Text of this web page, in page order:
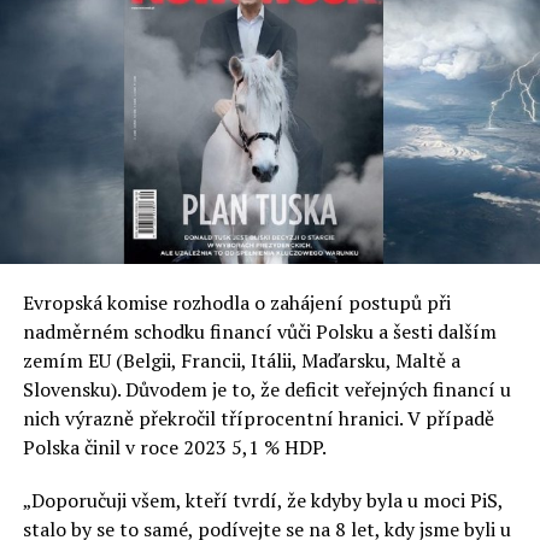
RELATED TOPICS:
Zvýšený limit od léta
Změny v polské hornictví
Jaromír Piskoř
redaktor a editor polskodnes.cz
Evropská komise rozhodla o zahájení postupů při
nadměrném schodku financí vůči Polsku a šesti dalším
zemím EU (Belgii, Francii, Itálii, Maďarsku, Maltě a
Slovensku). Důvodem je to, že deficit veřejných financí u
nich výrazně překročil tříprocentní hranici. V případě
Polska činil v roce 2023 5,1 % HDP.
„Doporučuji všem, kteří tvrdí, že kdyby byla u moci PiS,
stalo by se to samé, podívejte se na 8 let, kdy jsme byli u